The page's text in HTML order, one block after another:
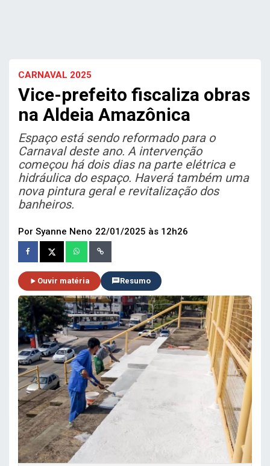
CARNAVAL 2025
Vice-prefeito fiscaliza obras
na Aldeia Amazônica
Espaço está sendo reformado para o
Carnaval deste ano. A intervenção
começou há dois dias na parte elétrica e
hidráulica do espaço. Haverá também uma
nova pintura geral e revitalização dos
banheiros.
Por Syanne Neno 22/01/2025 às 12h26
Ouvir matéria Resumo